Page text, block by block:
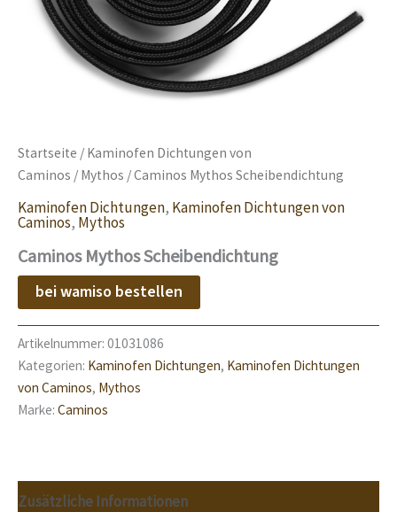
Startseite / Kaminofen Dichtungen von
Caminos / Mythos / Caminos Mythos Scheibendichtung
Kaminofen Dichtungen, Kaminofen Dichtungen von
Caminos, Mythos
Caminos Mythos Scheibendichtung
bei wamiso bestellen
Artikelnummer: 01031086
Kategorien: Kaminofen Dichtungen, Kaminofen Dichtungen
von Caminos, Mythos
Marke: Caminos
Zusätzliche Informationen